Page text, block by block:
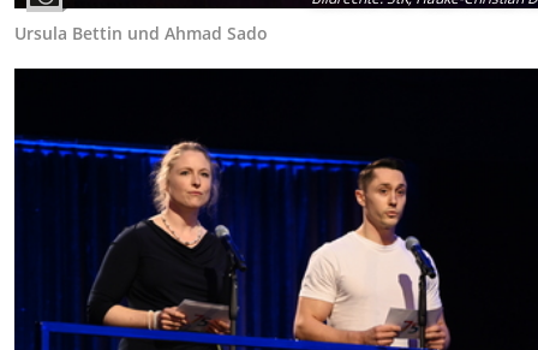
Ursula Bettin und Ahmad Sado